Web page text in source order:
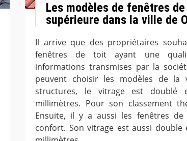
Les modèles de fenêtres
supérieure dans la ville de
Il arrive que des propriétaires
fenêtres de toit ayant une
informations transmises par la
peuvent choisir les modèles de la
structures, le vitrage est doublé
millimètres. Pour son classement
Ensuite, il y a aussi les fenêtres
confort. Son vitrage est aussi